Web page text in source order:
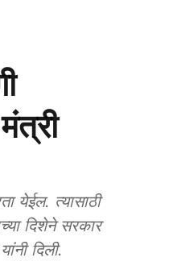
येईल. त्यासाठी
दिशेने सरकार
यांनी दिली.